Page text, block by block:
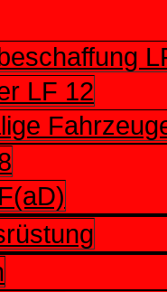
LF 12